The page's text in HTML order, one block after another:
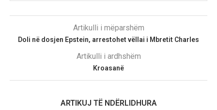
Artikulli i mëparshëm
Doli në dosjen Epstein, arrestohet vëllai i Mbretit Charles
Artikulli i ardhshëm
Kroasanë
ARTIKUJ TË NDËRLIDHURA